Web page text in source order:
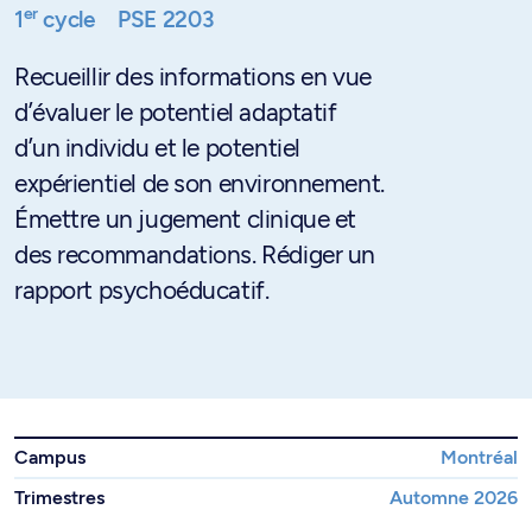
1ercycle PSE 2203
Recueillir des informations en vue
d’évaluer le potentiel adaptatif
d’un individu et le potentiel
expérientiel de son environnement.
Émettre un jugement clinique et
des recommandations. Rédiger un
rapport psychoéducatif.
Campus
Montréal
Trimestres
Automne 2026